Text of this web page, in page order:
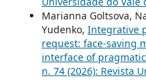
Marianna Goltsova,
Yudenko, Integrative
request: face-saving
interface of
n. 74 (2026): Revista